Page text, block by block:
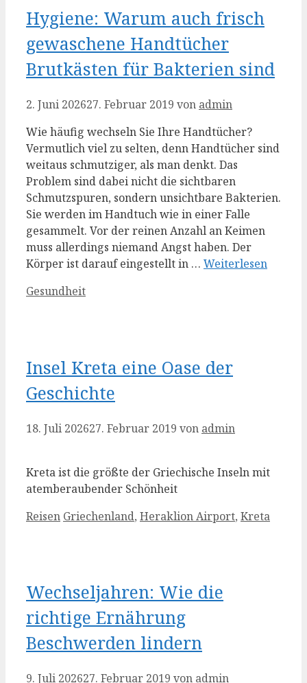
Hygiene: Warum auch frisch
gewaschene Handtücher
Brutkästen für Bakterien sind
2. Juni 202627. Februar 2019 von admin
Wie häufig wechseln Sie Ihre Handtücher?
Vermutlich viel zu selten, denn Handtücher sind
weitaus schmutziger, als man denkt. Das
Problem sind dabei nicht die sichtbaren
Schmutzspuren, sondern unsichtbare Bakterien.
Sie werden im Handtuch wie in einer Falle
gesammelt. Vor der reinen Anzahl an Keimen
muss allerdings niemand Angst haben. Der
Körper ist darauf eingestellt in … Weiterlesen
Kategorien
Gesundheit
Insel Kreta eine Oase der
Geschichte
18. Juli 202627. Februar 2019 von admin
Kreta ist die größte der Griechische Inseln mit
atemberaubender Schönheit
Kategorien
Reisen Schlagwörter
Griechenland, Heraklion Airport, Kreta
Wechseljahren: Wie die
richtige Ernährung
Beschwerden lindern
9. Juli 202627. Februar 2019 von admin